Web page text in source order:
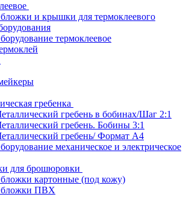
и крышки для термоклеевого
термоклеевое
гребенка
гребень в бобинах/Шаг 2:1
гребень. Бобины 3:1
гребень/ Формат А4
механическое и электрическое
для брошюровки
картонные (под кожу)
ПВХ